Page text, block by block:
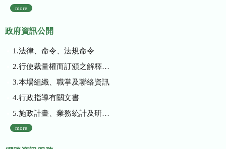
more
政府資訊公開
1.法律、命令、法規命令
2.行使裁量權而訂頒之解釋性規定及裁量基準
3.本場組織、職掌及聯絡資訊
4.行政指導有關文書
5.施政計畫、業務統計及研究報告
more